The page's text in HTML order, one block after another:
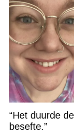
“Het duurde
besefte.”